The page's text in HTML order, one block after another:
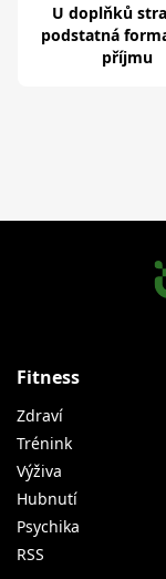
U doplňků
podstatná
příjmu
Fitness
Zdraví
Trénink
Výživa
Hubnutí
Psychika
RSS